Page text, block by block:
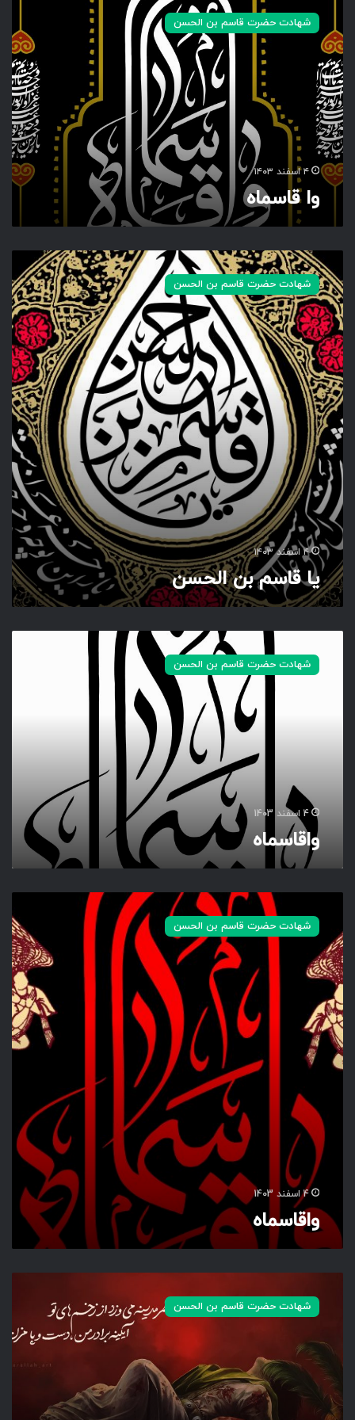
ق
ا
س
م
ا
ه
شهادت حضرت قاسم بن الحسن
۴ اسفند ۱۴۰۳
وا قاسماه
ق
ا
س
م
ب
ن
ا
ل
ح
س
ن
شهادت حضرت قاسم بن الحسن
۴ اسفند ۱۴۰۳
یا قاسم بن الحسن
شهادت حضرت قاسم بن الحسن
4 اسفند 1403
واقاسماه
ق
ا
س
م
ا
ه
شهادت حضرت قاسم بن الحسن
4 اسفند 1403
واقاسماه
ی
ه
شهادت حضرت قاسم بن الحسن